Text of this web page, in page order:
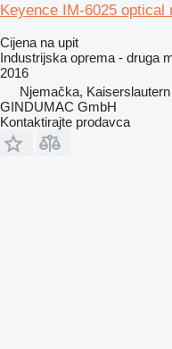
Keyence IM-6025 optical
Cijena na upit
Industrijska oprema - druga
2016
Njemačka, Kaiserslautern
GINDUMAC GmbH
Kontaktirajte prodavca